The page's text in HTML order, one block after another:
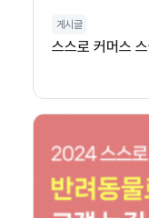
게시글
스스로 커머스